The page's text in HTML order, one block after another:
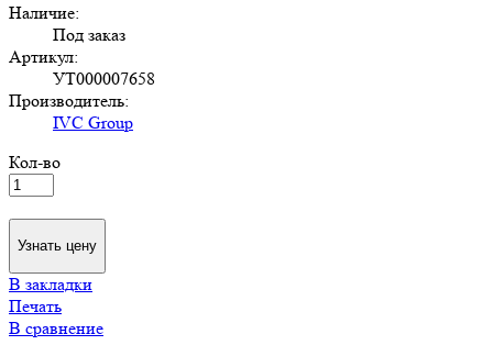
Наличие:
Под заказ
Артикул:
УТ000007658
Производитель:
IVC Group
Кол-во
Узнать цену
В закладки
Печать
В сравнение